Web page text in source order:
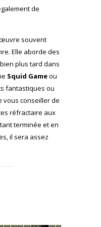
de
souvent
Elle aborde des
plus tard dans
Squid Gameou
fantastiques ou
vous conseiller de
réfractaire aux
terminée et en
il sera assez